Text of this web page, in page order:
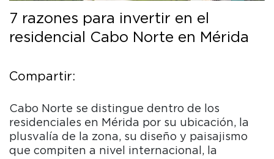
Amenidades
Toggle submenu
Todo sobre Cabo Norte
Residencias para adultos mayores
Blog
7 razones para invertir en el
residencial Cabo Norte en Mérida
Compartir:
Cabo Norte se distingue dentro de los
residenciales en Mérida por su ubicación, la
plusvalía de la zona, su diseño y paisajismo
que compiten a nivel internacional, la